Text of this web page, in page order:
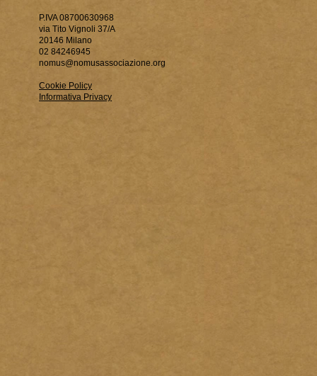
P.IVA 08700630968
via Tito Vignoli 37/A
20146 Milano
02 84246945
nomus@nomusassociazione.org
Cookie Policy
Informativa Privacy